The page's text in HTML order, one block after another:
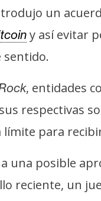
un
y así evitar
sentido.
entidades
respectivas
para
una posible
reciente, un